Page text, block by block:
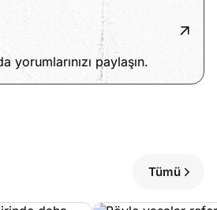
yorumlarınızı paylaşın.
Tümü